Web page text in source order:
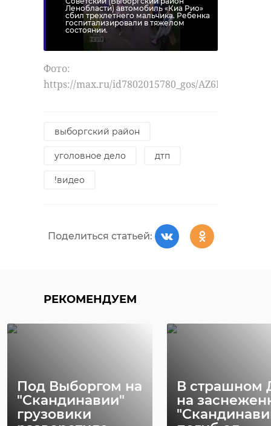
Ленобласти) автомобиль «Киа Рио»
сбил трехлетнего мальчика. Ребенка
госпитализировали в тяжелом
состоянии.
Фото:
https://max.ru/id7802015780_gos/AZ6NxlYDUMk
выборгский район
уголовное дело дтп
!видео
Поделиться статьей:
РЕКОМЕНДУЕМ
Под Выборгом на
"Скандинавии"
грузовики
В страшном
на